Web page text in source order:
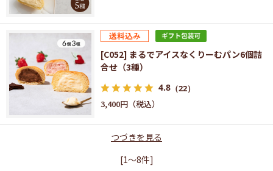
[C052] まるでアイスなくりーむパン6個詰
合せ（3種）
4.8 （22）
3,400円
つづきを見る
[1～8件]